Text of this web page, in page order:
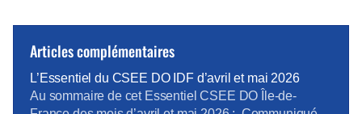
Articles complémentaires
L’Essentiel du CSEE DO IDF d’avril et mai 2026
Au sommaire de cet Essentiel CSEE DO Île-de-